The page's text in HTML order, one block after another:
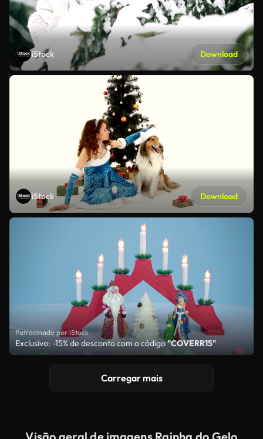
iStock Download
iStock Download
Patrocinado por iStock
Exclusivo: -15% de desconto com o código"COVERR15"
Carregar mais